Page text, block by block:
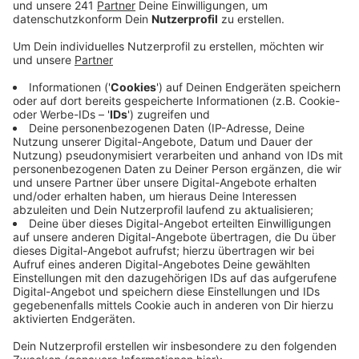
häuslicher Isolation.
Damit landet wahrscheinlich auch dieser Fall in der
Städtestatistik. Aktuell liegt die Inzidenz bei uns bei
785 – höher war die noch nie in Leverkusen. Das macht
Platz zwei im NRW-weiten Ranking, direkt nach
Wuppertal. Deutlich besser hingegen sind die Zahlen
aus den Krankenhäusern. Sowohl in Opladen als auch
Schlebusch werden derzeit nur insgesamt zwölf
positive Corona-Fälle behandelt – zwei davon auf der
Intensivstation. Grund für mildere Verläufe könnte die
Omikron-Variante sein. Leverkusens Amtsarzt hatte
bereits vergangene Woche betont: Omikron mache
weniger krank und bringe weniger Menschen ins